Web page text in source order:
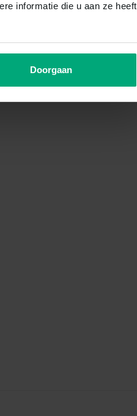
informatie die u aan ze heeft
Doorgaan